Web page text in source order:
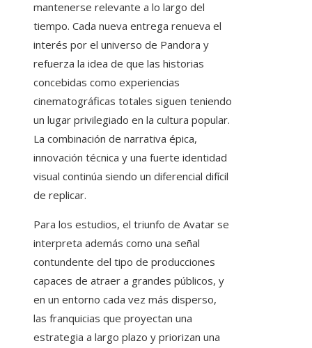
mantenerse relevante a lo largo del
tiempo. Cada nueva entrega renueva el
interés por el universo de Pandora y
refuerza la idea de que las historias
concebidas como experiencias
cinematográficas totales siguen teniendo
un lugar privilegiado en la cultura popular.
La combinación de narrativa épica,
innovación técnica y una fuerte identidad
visual continúa siendo un diferencial difícil
de replicar.
Para los estudios, el triunfo de Avatar se
interpreta además como una señal
contundente del tipo de producciones
capaces de atraer a grandes públicos, y
en un entorno cada vez más disperso,
las franquicias que proyectan una
estrategia a largo plazo y priorizan una